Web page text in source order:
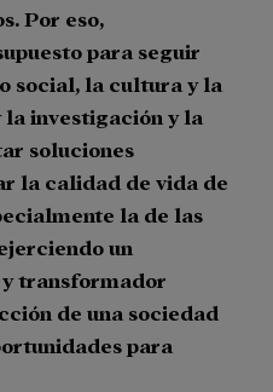
Por eso,
para seguir
social, la cultura y la
investigación y la
soluciones
la calidad de vida de
la de las
un
transformador
de una sociedad
para